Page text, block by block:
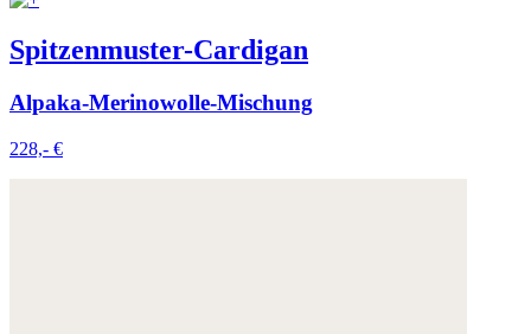
Spitzenmuster-Cardigan
Alpaka-Merinowolle-Mischung
228,- €